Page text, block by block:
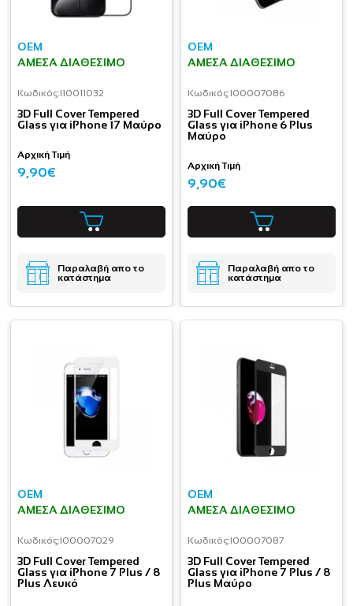
OEM
ΆΜΕΣΑ ΔΙΑΘΈΣΙΜΟ
Κωδικός:I10011032
3D Full Cover Tempered
Glass για iPhone 17 Μαύρο
Αρχική Τιμή
9,90€
Παραλαβή απο το
κατάστημα
OEM
ΆΜΕΣΑ ΔΙΑΘΈΣΙΜΟ
Κωδικός:I00007086
3D Full Cover Tempered
Glass για iPhone 6 Plus
Μαύρο
Αρχική Τιμή
9,90€
Παραλαβή απο το
κατάστημα
OEM
ΆΜΕΣΑ ΔΙΑΘΈΣΙΜΟ
Κωδικός:I00007029
3D Full Cover Tempered
Glass για iPhone 7 Plus / 8
Plus Λευκό
OEM
ΆΜΕΣΑ ΔΙΑΘΈΣΙΜΟ
Κωδικός:I00007087
3D Full Cover Tempered
Glass για iPhone 7 Plus / 8
Plus Μαύρο